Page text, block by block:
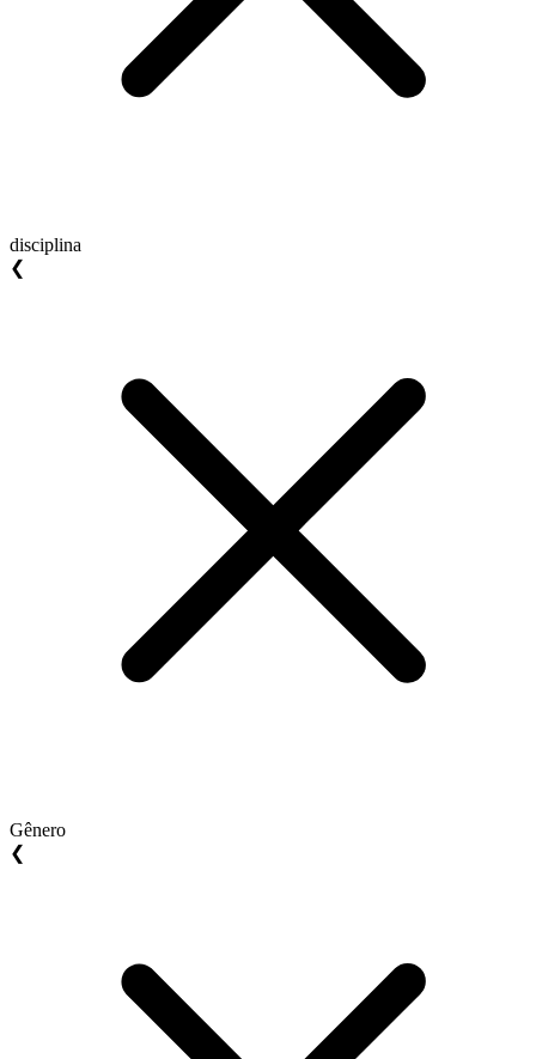
disciplina
❮
Gênero
❮